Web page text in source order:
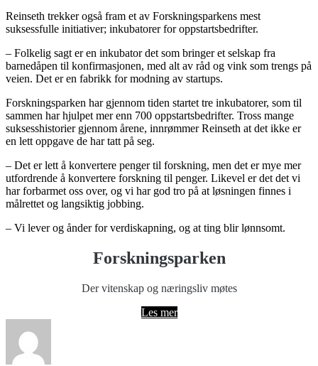
Reinseth trekker også fram et av Forskningsparkens mest
suksessfulle initiativer; inkubatorer for oppstartsbedrifter.
– Folkelig sagt er en inkubator det som bringer et selskap fra
barnedåpen til konfirmasjonen, med alt av råd og vink som trengs på
veien. Det er en fabrikk for modning av startups.
Forskningsparken har gjennom tiden startet tre inkubatorer, som til
sammen har hjulpet mer enn 700 oppstartsbedrifter. Tross mange
suksesshistorier gjennom årene, innrømmer Reinseth at det ikke er
en lett oppgave de har tatt på seg.
– Det er lett å konvertere penger til forskning, men det er mye mer
utfordrende å konvertere forskning til penger. Likevel er det det vi
har forbarmet oss over, og vi har god tro på at løsningen finnes i
målrettet og langsiktig jobbing.
– Vi lever og ånder for verdiskapning, og at ting blir lønnsomt.
Forskningsparken
Der vitenskap og næringsliv møtes
Les mer